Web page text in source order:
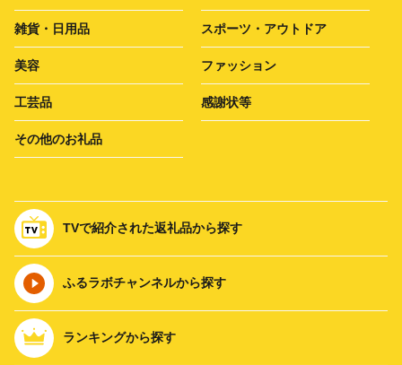
雑貨・日用品 スポーツ・アウトドア
美容 ファッション
工芸品 感謝状等
その他のお礼品
TVで紹介された返礼品から探す
ふるラボチャンネルから探す
ランキングから探す